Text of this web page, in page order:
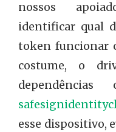
nossos
identificar qual
token funcionar
costume, o
esse dispositivo,